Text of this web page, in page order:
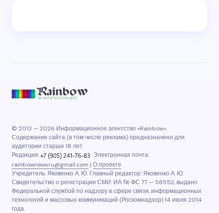
© 2013 — 2026 Информационное агентство «Rainbow».
Содержание сайта (в том числе реклама) предназначено для
аудитории старше 18 лет.
Редакция:
Электронная почта:
rainbownewsru@gmail.com | О проекте
Учредитель: Яковенко А. Ю. Главный редактор: Яковенко А. Ю.
Свидетельство о регистрации СМИ: ИА № ФС 77 — 58552, выдано
Федеральной службой по надзору в сфере связи, информационных
технологий и массовых коммуникаций (Роскомнадзор) 14 июля 2014
года.